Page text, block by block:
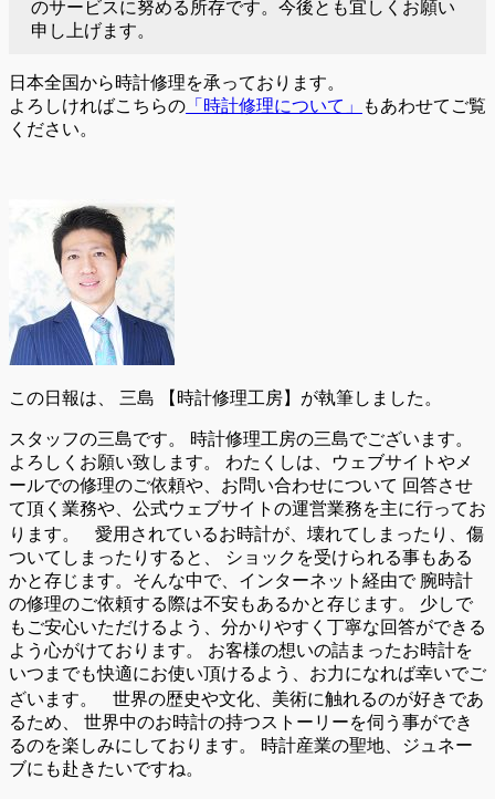
のサービスに努める所存です。今後とも宜しくお願い
申し上げます。
日本全国から時計修理を承っております。
よろしければこちらの 「時計修理について」
もあわせてご覧
ください。
この日報は、 三島 【時計修理工房】が執筆しました。
スタッフの三島です。 時計修理工房の三島でございます。
よろしくお願い致します。 わたくしは、ウェブサイトやメ
ールでの修理のご依頼や、お問い合わせについて 回答させ
て頂く業務や、公式ウェブサイトの運営業務を主に行ってお
ります。 愛用されているお時計が、壊れてしまったり、傷
ついてしまったりすると、 ショックを受けられる事もある
かと存じます。そんな中で、インターネット経由で 腕時計
の修理のご依頼する際は不安もあるかと存じます。 少しで
もご安心いただけるよう、分かりやすく丁寧な回答ができる
よう心がけております。 お客様の想いの詰まったお時計を
いつまでも快適にお使い頂けるよう、お力になれば幸いでご
ざいます。 世界の歴史や文化、美術に触れるのが好きであ
るため、 世界中のお時計の持つストーリーを伺う事ができ
るのを楽しみにしております。 時計産業の聖地、ジュネー
ブにも赴きたいですね。